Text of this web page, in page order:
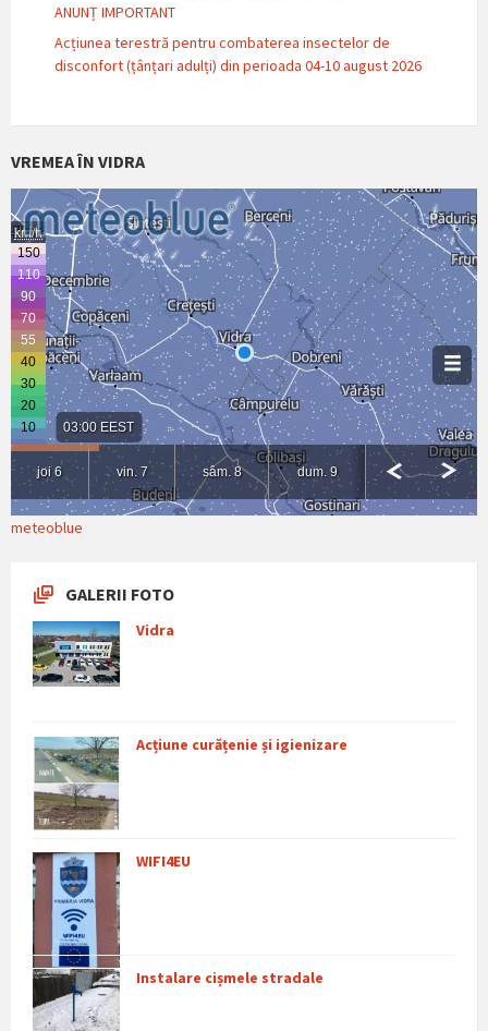
ANUNȚ IMPORTANT
Acțiunea terestră pentru combaterea insectelor de
disconfort (țânțari adulți) din perioada 04-10 august 2026
VREMEA ÎN VIDRA
meteoblue
GALERII FOTO
Vidra
Acțiune curățenie și igienizare
WIFI4EU
Instalare cișmele stradale